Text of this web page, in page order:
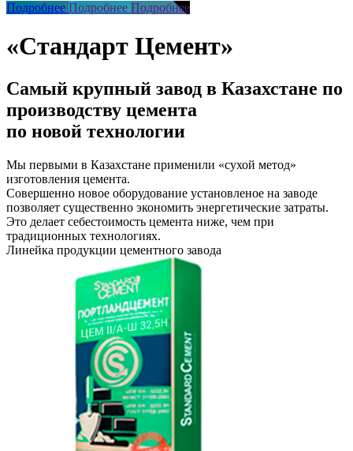
Подробнее Подробнее Подробнее
«Стандарт Цемент»
Самый крупный завод в Казахстане по
производству цемента
по новой технологии
Мы первыми в Казахстане применили «сухой метод»
изготовления цемента.
Совершенно новое оборудование установленое на заводе
позволяет существенно экономить энергетические затраты.
Это делает себестоимость цемента ниже, чем при
традиционных технологиях.
Линейка продукции цементного завода